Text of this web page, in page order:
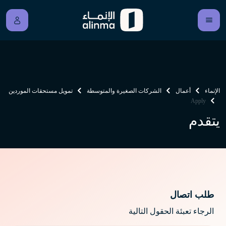
الإنماء أعمال الشركات الصغيرة والمتوسطة
تمويل مستحقات الموردين
Apply
يتقدم
طلب اتصال
الرجاء تعبئة الحقول التالية